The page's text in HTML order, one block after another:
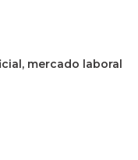
mercado laboral